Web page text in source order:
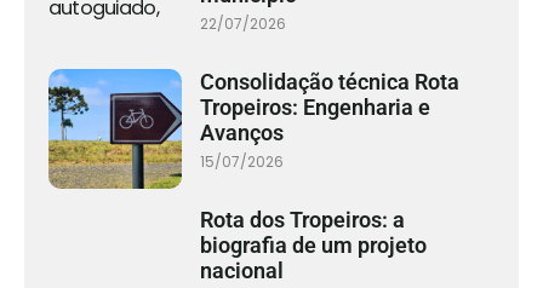
22/07/2026
Consolidação técnica Rota
Tropeiros: Engenharia e
Avanços
15/07/2026
Rota dos Tropeiros: a
biografia de um projeto
nacional